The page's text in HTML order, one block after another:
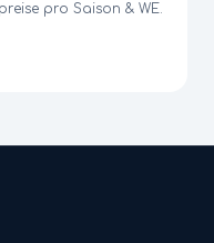
pro Saison & WE.